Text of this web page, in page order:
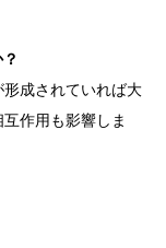
成されていれば大
作用も影響しま